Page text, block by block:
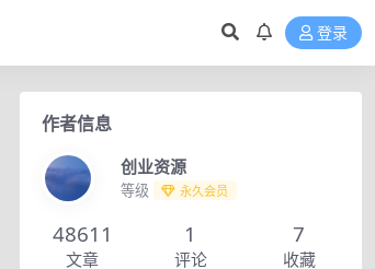
登录
作者信息
创业资源
等级 永久会员
48611
文章
1
评论
7
收藏